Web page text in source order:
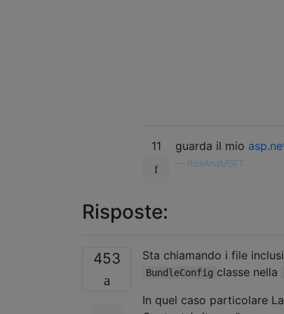
11 guarda il mio
RickAndMSFT
Risposte:
453 Sta chiamando i file
BundleConfig classe nella
In quel caso particolare